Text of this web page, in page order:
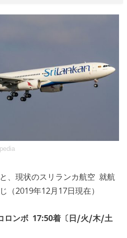
、現状のスリランカ航空 就航
（2019年12月17日現在）
ンボ 17:50着〔日/火/木/土